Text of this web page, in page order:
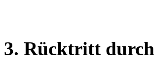
3. Rücktritt